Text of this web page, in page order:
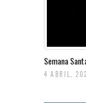
Semana
4 ABRIL,